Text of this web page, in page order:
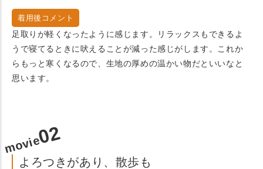
着用後コメント
足取りが軽くなったように感じます。リラックスもできるよ
うで寝てるときに吠えることが減った感じがします。これか
らもっと寒くなるので、生地の厚めの温かい物だといいなと
思います。
movie02
よろつきがあり、散歩も